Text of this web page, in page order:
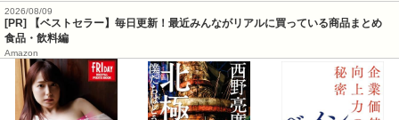
2026/08/09
[PR] 【ベストセラー】毎日更新！最近みんながリアルに買っている商品まとめ
食品・飲料編
Amazon